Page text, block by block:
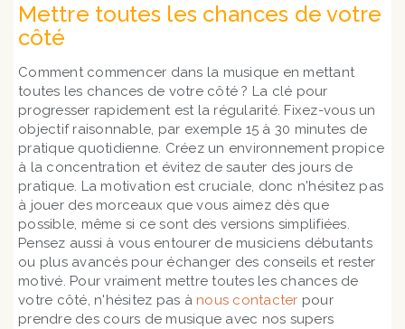
Mettre toutes les chances de votre
côté
Comment commencer dans la musique en mettant
toutes les chances de votre côté ? La clé pour
progresser rapidement est la régularité. Fixez-vous un
objectif raisonnable, par exemple 15 à 30 minutes de
pratique quotidienne. Créez un environnement propice
à la concentration et évitez de sauter des jours de
pratique. La motivation est cruciale, donc n'hésitez pas
à jouer des morceaux que vous aimez dès que
possible, même si ce sont des versions simplifiées.
Pensez aussi à vous entourer de musiciens débutants
ou plus avancés pour échanger des conseils et rester
motivé. Pour vraiment mettre toutes les chances de
votre côté, n'hésitez pas à nous contacter pour
prendre des cours de musique avec nos supers